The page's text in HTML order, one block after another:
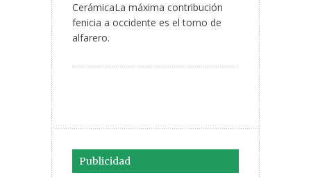
CerámicaLa máxima contribución
fenicia a occidente es el torno de
alfarero.
Publicidad